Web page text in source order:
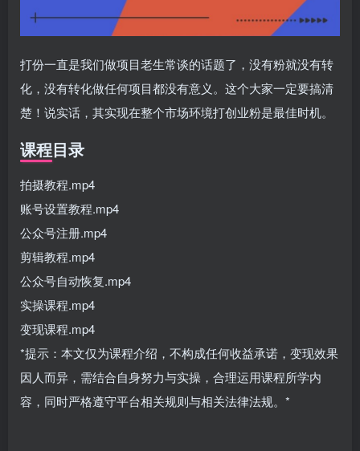
打份一直是我们做项目老生常谈的话题了，没有粉就没有转
化，没有转化做任何项目都没有意义。这个大家一定要搞清
楚！说实话，其实现在整个市场环境打创业粉是最佳时机。
课程目录
拍摄教程.mp4
账号设置教程.mp4
公众号注册.mp4
剪辑教程.mp4
公众号自动恢复.mp4
实操课程.mp4
变现课程.mp4
*提示：本文仅为课程介绍，不构成任何收益承诺，变现效果
因人而异，需结合自身努力与实操，合理运用课程所学内
容，同时严格遵守平台相关规则与相关法律法规。*